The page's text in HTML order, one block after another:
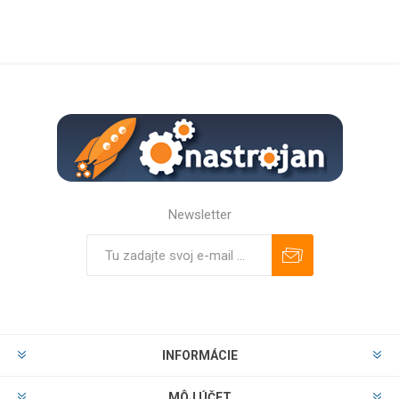
Newsletter
INFORMÁCIE